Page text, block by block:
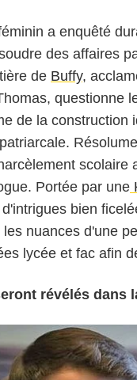
a enquêté
des affaires
de Buffy,
questionne
de la construction
scolaire
Portée par une
bien
nuances d'une
lycée et fac afin
révélés dans